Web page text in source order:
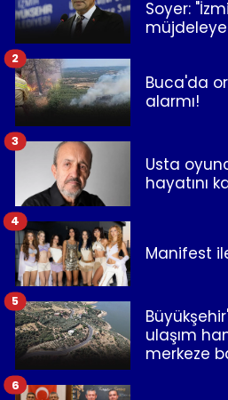
Soyer:
Buca'da
alarmı!
2
Usta
hayatını
3
Manifest
4
ulaşım
merkeze
5
6